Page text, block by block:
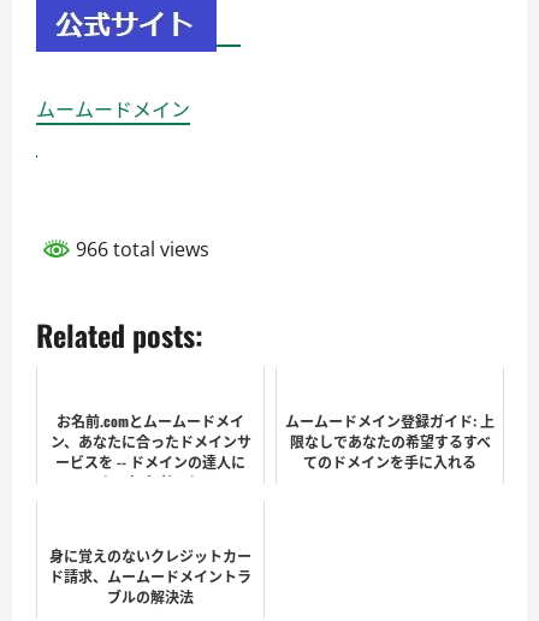
ムームードメイン
966 total views
Related posts:
お名前.comとムームードメイ
ン、あなたに合ったドメインサ
ービスを -- ドメインの達人に
も、初心者にも
ムームードメイン登録ガイド: 上
限なしであなたの希望するすべ
てのドメインを手に入れる
身に覚えのないクレジットカー
ド請求、ムームードメイントラ
ブルの解決法